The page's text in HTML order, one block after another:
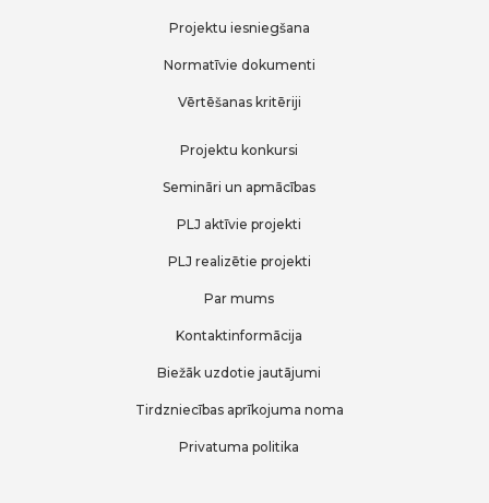
Projektu iesniegšana
Normatīvie dokumenti
Vērtēšanas kritēriji
Projektu konkursi
Semināri un apmācības
PLJ aktīvie projekti
PLJ realizētie projekti
Par mums
Kontaktinformācija
Biežāk uzdotie jautājumi
Tirdzniecības aprīkojuma noma
Privatuma politika